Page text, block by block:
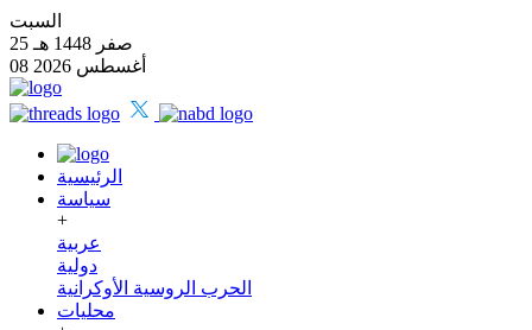
السبت
25 صفر 1448 هـ
08 أغسطس 2026
الرئيسية
سياسة
+
عربية
دولية
الحرب الروسية الأوكرانية
محليات